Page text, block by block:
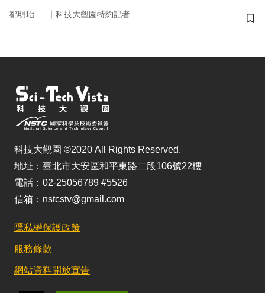
鄒明珆 ｜ 科技大觀園特約記者
儲
科技大觀園 ©2020 All Rights Reserved.
地址：臺北市大安區和平東路二段106號22樓
電話：02-25056789 #5526
信箱：nstcstv@gmail.com
隱私權保護政策
服務條款
網站資料開放宣告